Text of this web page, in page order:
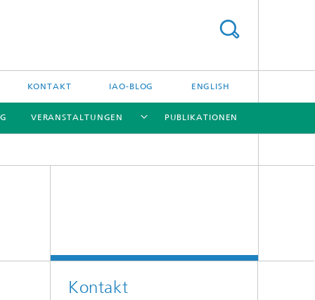
KONTAKT IAO-BLOG ENGLISH
VERANSTALTUNGEN PUBLIKATIONEN
Kontakt